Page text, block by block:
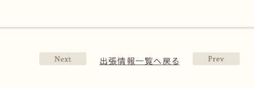
出張情報一覧へ戻る